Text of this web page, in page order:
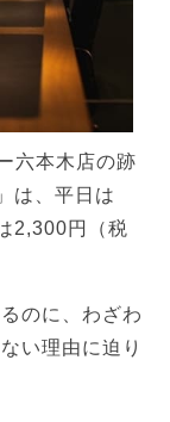
六本木店の跡
は、平日は
2,300円（税
のに、わざわ
い理由に迫り